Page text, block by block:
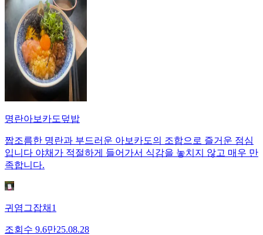
명란아보카도덮밥
짭조름한 명란과 부드러운 아보카도의 조합으로 즐거운 점심
입니다 야채가 적절하게 들어가서 식감을 놓치지 않고 매우 만
족합니다.
귀염그잡채1
조회수 9.6만25.08.28